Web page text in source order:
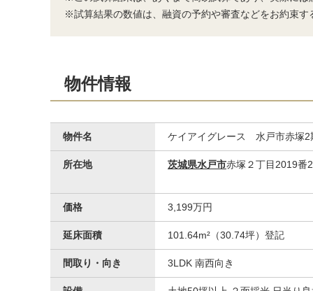
※試算結果の数値は、融資の予約や審査などをお約束す
物件情報
物件名 ケイアイグレース 水戸市赤塚
所在地 茨城県水戸市赤塚２丁目2019番
価格 3,199万円
延床面積 101.64m²（30.74坪）登記
間取り・向き 3LDK 南西向き